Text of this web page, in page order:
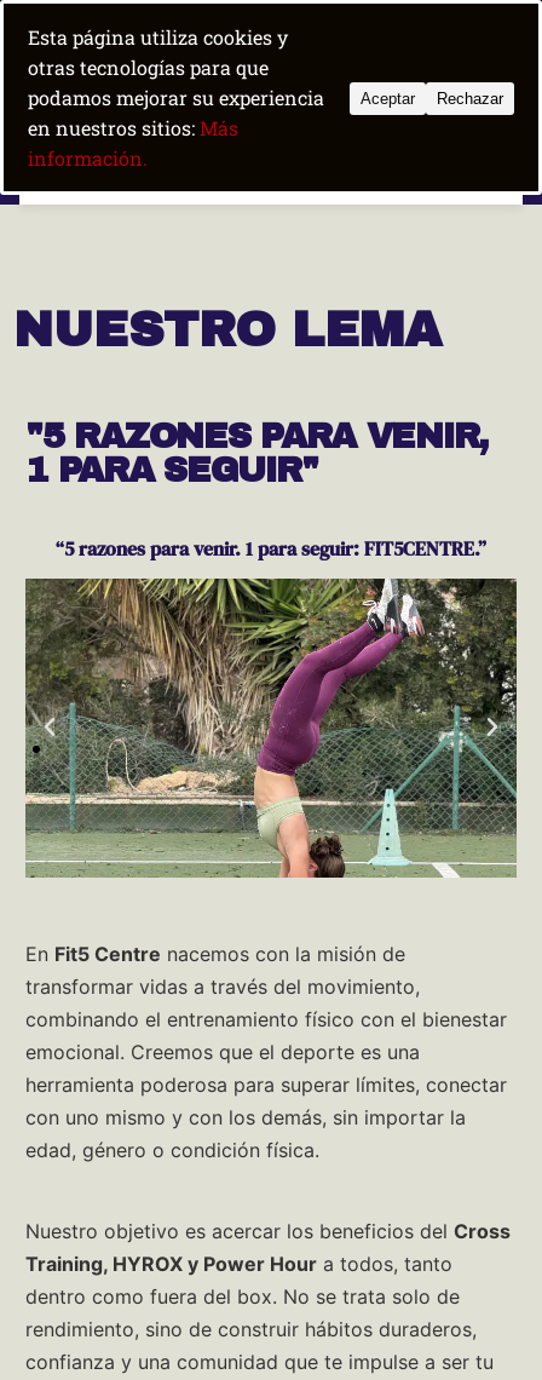
Trabaja con nosotros
Fit5 Albir
NUESTRO LEMA
"5 RAZONES PARA VENIR,
1 PARA SEGUIR"
“5 razones para venir. 1 para seguir: FIT5CENTRE.”
En Fit5 Centre nacemos con la misión de
transformar vidas a través del movimiento,
combinando el entrenamiento físico con el bienestar
emocional. Creemos que el deporte es una
herramienta poderosa para superar límites, conectar
con uno mismo y con los demás, sin importar la
edad, género o condición física.
Nuestro objetivo es acercar los beneficios delCross
Training, HYROX y Power Hour a todos, tanto
dentro como fuera del box. No se trata solo de
rendimiento, sino de construir hábitos duraderos,
confianza y una comunidad que te impulse a ser tu
Esta página utiliza cookies y
otras tecnologías para que
podamos mejorar su experiencia
en nuestros sitios:Más
información.
Aceptar Rechazar